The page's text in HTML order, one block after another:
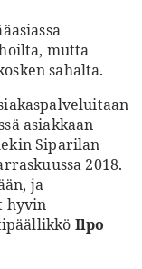
mutta
sahalta.
asiakkaan
Siparilan
2018.
ja
hyvin
Ilpo